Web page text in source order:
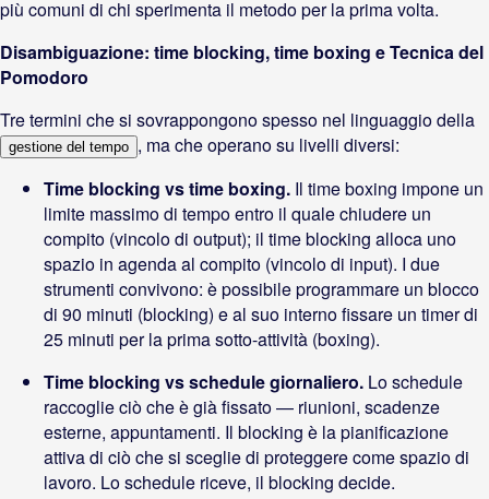
più comuni di chi sperimenta il metodo per la prima volta.
Disambiguazione: time blocking, time boxing e Tecnica del
Pomodoro
Tre termini che si sovrappongono spesso nel linguaggio della
gestione del tempo , ma che operano su livelli diversi:
Time blocking vs time boxing. Il time boxing impone un
limite massimo di tempo entro il quale chiudere un
compito (vincolo di output); il time blocking alloca uno
spazio in agenda al compito (vincolo di input). I due
strumenti convivono: è possibile programmare un blocco
di 90 minuti (blocking) e al suo interno fissare un timer di
25 minuti per la prima sotto-attività (boxing).
Time blocking vs schedule giornaliero. Lo schedule
raccoglie ciò che è già fissato — riunioni, scadenze
esterne, appuntamenti. Il blocking è la pianificazione
attiva di ciò che si sceglie di proteggere come spazio di
lavoro. Lo schedule riceve, il blocking decide.